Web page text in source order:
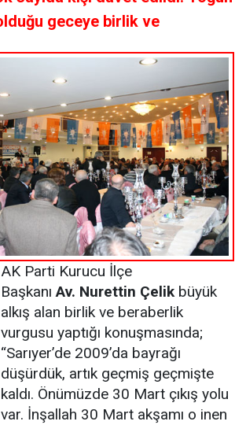
olduğu geceye birlik ve
AK Parti Kurucu İlçe
BaşkanıAv. Nurettin Çelik büyük
alkış alan birlik ve beraberlik
vurgusu yaptığı konuşmasında;
“Sarıyer’de 2009’da bayrağı
düşürdük, artık geçmiş geçmişte
kaldı. Önümüzde 30 Mart çıkış yolu
var. İnşallah 30 Mart akşamı o inen